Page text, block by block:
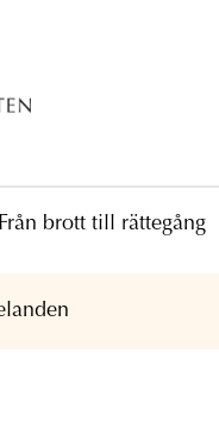
Från brott till rättegång